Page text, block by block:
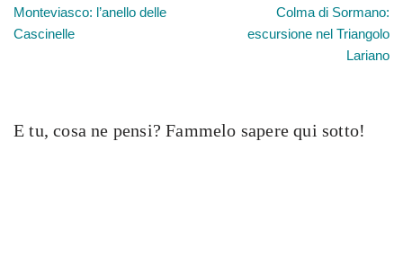
Monteviasco: l’anello delle
Cascinelle
Colma di Sormano:
escursione nel Triangolo
Lariano
E tu, cosa ne pensi? Fammelo sapere qui sotto!